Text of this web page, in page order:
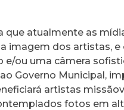
que atualmente as
imagem dos artistas,
ou uma câmera
Governo Municipal,
artistas
fotos em